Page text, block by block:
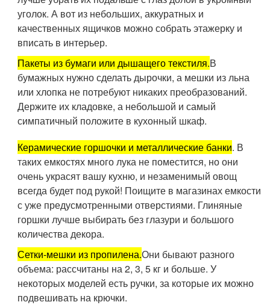
уголок. А вот из небольших, аккуратных и
качественных ящичков можно собрать этажерку и
вписать в интерьер.
Пакеты из бумаги или дышащего текстиля.В
бумажных нужно сделать дырочки, а мешки из льна
или хлопка не потребуют никаких преобразований.
Держите их кладовке, а небольшой и самый
симпатичный положите в кухонный шкаф.
Керамические горшочки и металлические банки. В
таких емкостях много лука не поместится, но они
очень украсят вашу кухню, и незаменимый овощ
всегда будет под рукой! Поищите в магазинах емкости
с уже предусмотренными отверстиями. Глиняные
горшки лучше выбирать без глазури и большого
количества декора.
Сетки-мешки из пропилена.Они бывают разного
объема: рассчитаны на 2, 3, 5 кг и больше. У
некоторых моделей есть ручки, за которые их можно
подвешивать на крючки.